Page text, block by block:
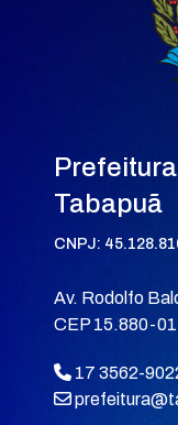
Tabapuã
CNPJ:
Av. Rodolfo
CEP 15.880-
17 3562-